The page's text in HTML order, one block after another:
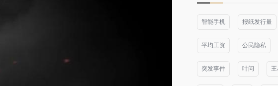
智能手机 报纸发行量
平均工资 公民隐私
突发事件 叶问